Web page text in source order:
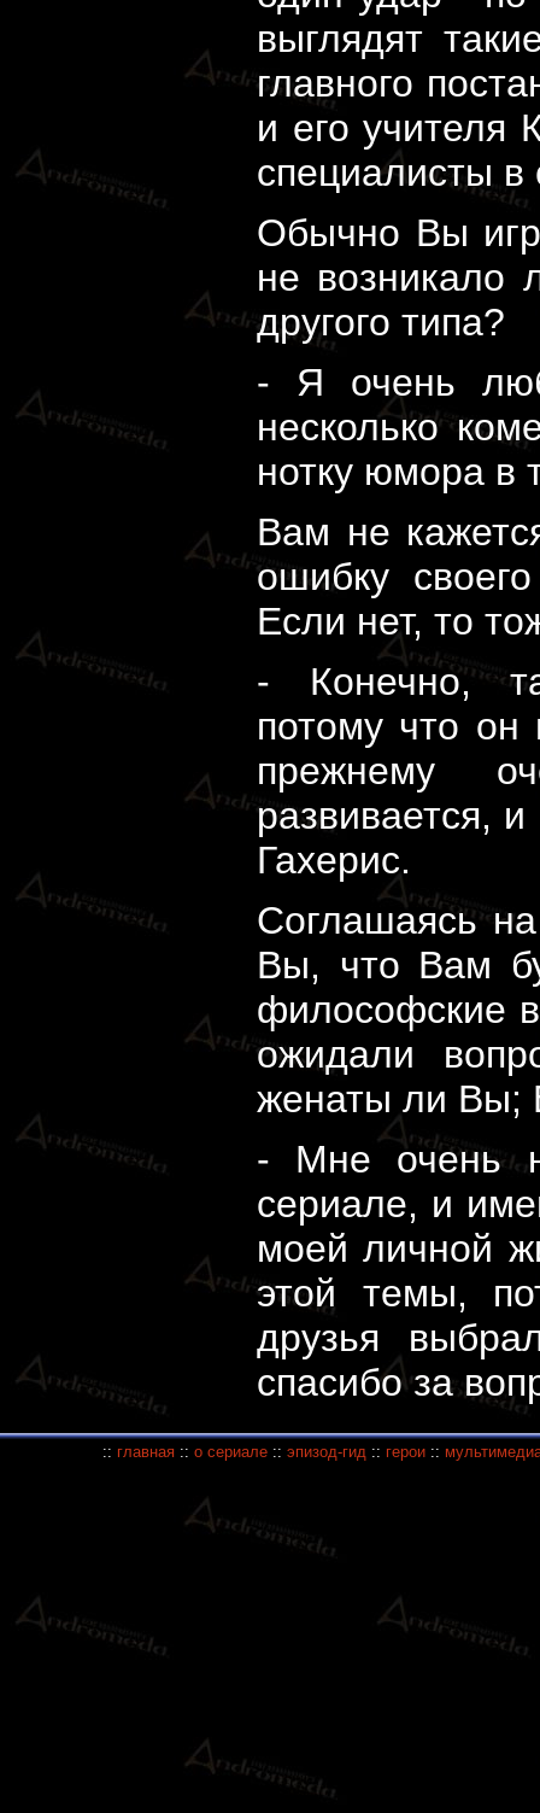
выглядят
главного
и его учителя
специалисты
Обычно Вы
не возникало
другого типа?
- Я очень
несколько
нотку юмора в
Вам не
ошибку
Если нет, то
- Конечно,
потому что он
прежнему
развивается,
Гахерис.
Соглашаясь
Вы, что Вам
философские
ожидали
женаты ли Вы;
- Мне очень
сериале, и
моей личной
этой темы,
друзья
спасибо за
:: главная:: о сериале:: эпизод-гид:: герои::